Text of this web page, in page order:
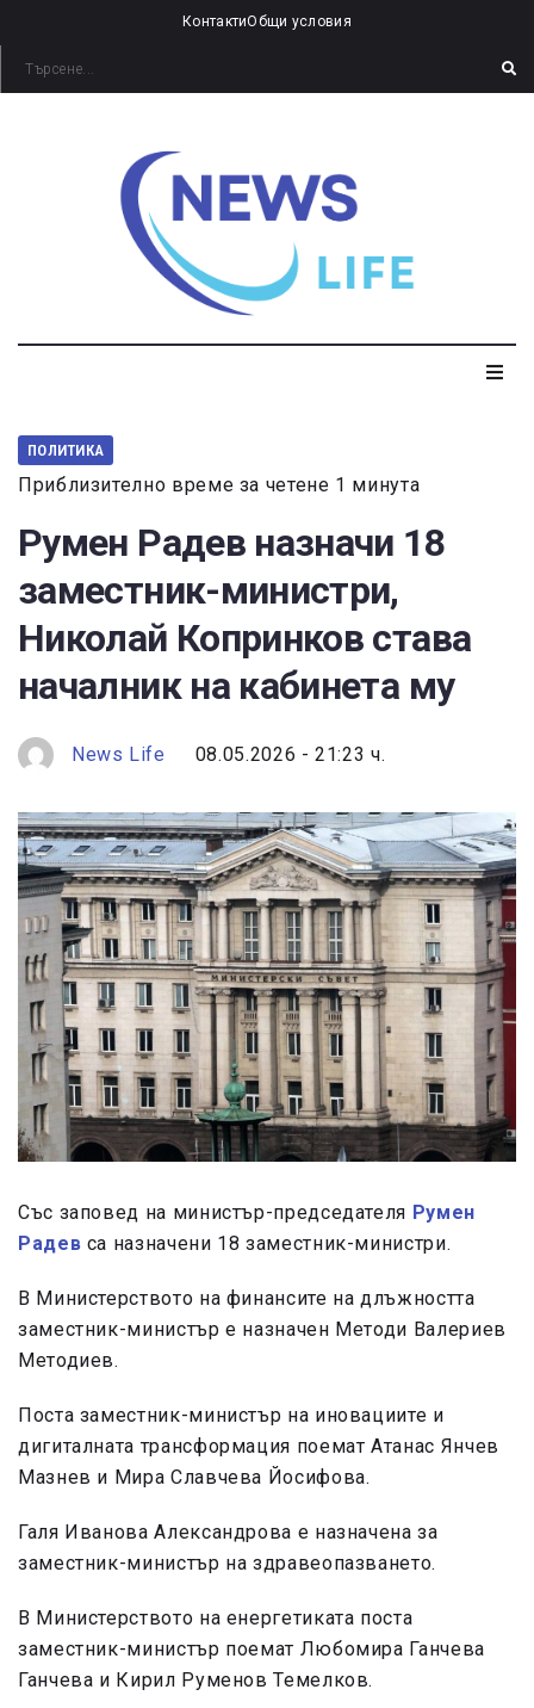
КонтактиОбщи условия
ПОЛИТИКА
Приблизително време за четене 1 минута
Румен Радев назначи 18
заместник-министри,
Николай Копринков става
началник на кабинета му
News Life 08.05.2026 - 21:23 ч.
Със заповед на министър-председателя Румен
Радев са назначени 18 заместник-министри.
В Министерството на финансите на длъжността
заместник-министър е назначен Методи Валериев
Методиев.
Поста заместник-министър на иновациите и
дигиталната трансформация поемат Атанас Янчев
Мазнев и Мира Славчева Йосифова.
Галя Иванова Александрова е назначена за
заместник-министър на здравеопазването.
В Министерството на енергетиката поста
заместник-министър поемат Любомира Ганчева
Ганчева и Кирил Руменов Темелков.